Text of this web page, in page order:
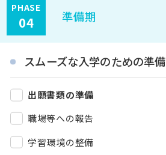
PHASE
04 準備期
スムーズな入学のための準備
出願書類の準備
職場等への報告
学習環境の整備